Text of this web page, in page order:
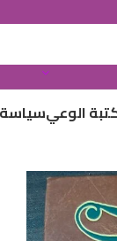
الوعي